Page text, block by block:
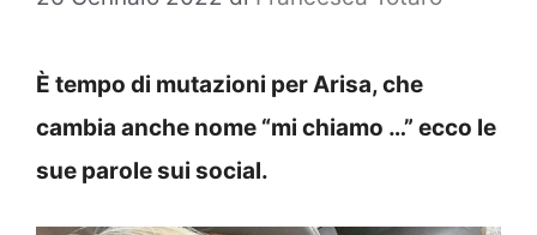
È tempo di mutazioni per Arisa, che
cambia anche nome “mi chiamo …” ecco le
sue parole sui social.